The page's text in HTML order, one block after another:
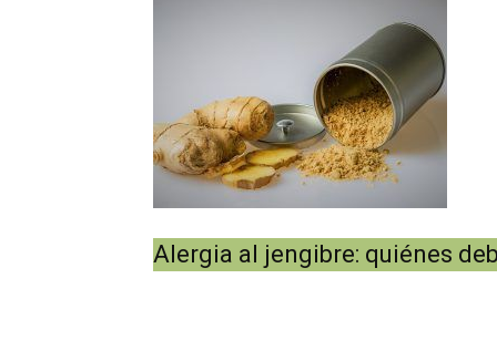
Alergia al jengibre: quiénes